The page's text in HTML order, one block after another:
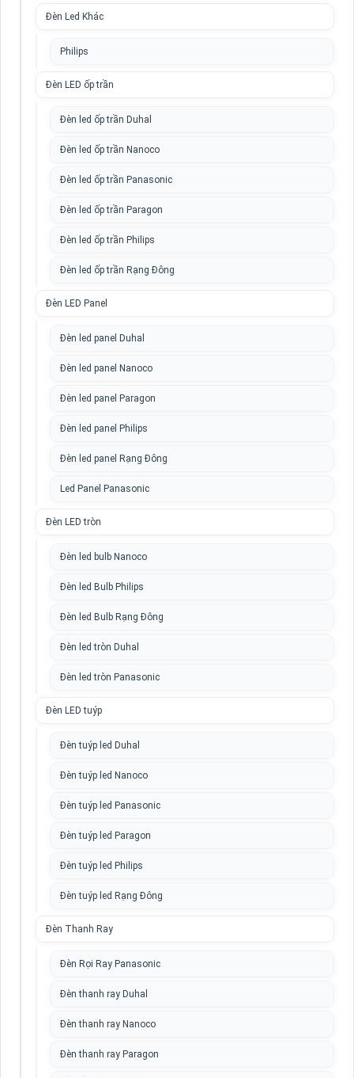
Đèn Led Khác
Philips
Đèn LED ốp trần
Đèn led ốp trần Duhal
Đèn led ốp trần Nanoco
Đèn led ốp trần Panasonic
Đèn led ốp trần Paragon
Đèn led ốp trần Philips
Đèn led ốp trần Rạng Đông
Đèn LED Panel
Đèn led panel Duhal
Đèn led panel Nanoco
Đèn led panel Paragon
Đèn led panel Philips
Đèn led panel Rạng Đông
Led Panel Panasonic
Đèn LED tròn
Đèn led bulb Nanoco
Đèn led Bulb Philips
Đèn led Bulb Rạng Đông
Đèn led tròn Duhal
Đèn led tròn Panasonic
Đèn LED tuýp
Đèn tuýp led Duhal
Đèn tuýp led Nanoco
Đèn tuýp led Panasonic
Đèn tuýp led Paragon
Đèn tuýp led Philips
Đèn tuýp led Rạng Đông
Đèn Thanh Ray
Đèn Rọi Ray Panasonic
Đèn thanh ray Duhal
Đèn thanh ray Nanoco
Đèn thanh ray Paragon